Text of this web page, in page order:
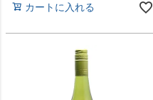
カートに入れる